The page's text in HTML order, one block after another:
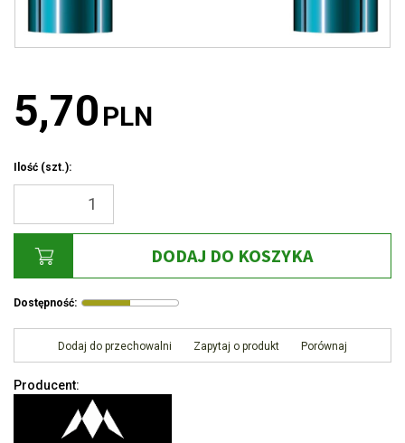
5,70 PLN
Ilość (szt.):
DODAJ DO KOSZYKA
Dostępność:
Dodaj do przechowalni Zapytaj o produkt Porównaj
Producent: